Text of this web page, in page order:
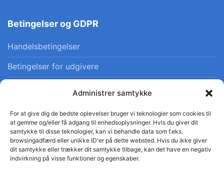
Administrer samtykke
For at give dig de bedste oplevelser bruger vi teknologier som cookies til
at gemme og/eller få adgang til enhedsoplysninger. Hvis du giver dit
samtykke til disse teknologier, kan vi behandle data som f.eks.
browsingadfærd eller unikke ID'er på dette websted. Hvis du ikke giver
dit samtykke eller trækker dit samtykke tilbage, kan det have en negativ
indvirkning på visse funktioner og egenskaber.
Betingelser og GDPR
Handelsbetingelser
Betingelser for udgivere